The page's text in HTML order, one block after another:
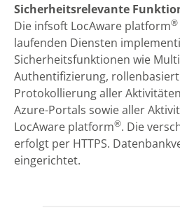
Sicherheitsrelevante
Die infsoft LocAware platform®
laufenden Diensten
Sicherheitsfunktionen wie
Authentifizierung,
Protokollierung aller
Azure-Portals sowie aller
LocAware platform®. Die
erfolgt per HTTPS.
eingerichtet.